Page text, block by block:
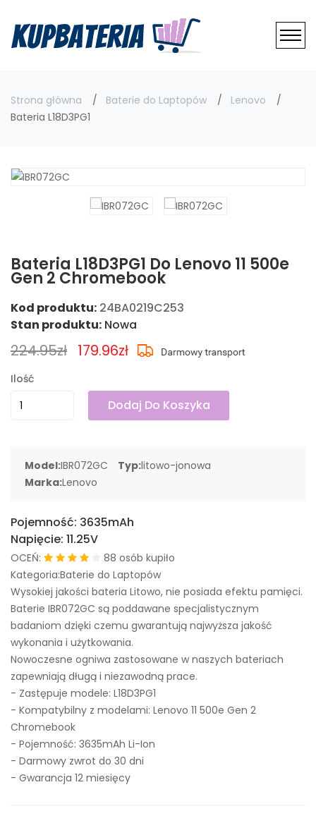
Strona główna Baterie do Laptopów
Lenovo
Bateria L18D3PG1
Bateria L18D3PG1 Do Lenovo 11 500e
Gen 2 Chromebook
Kod produktu: 24BA0219C253
Stan produktu: Nowa
224.95zł 179.96zł
Ilość
Dodaj Do Koszyka
Model:IBR072GC Typ:litowo-jonowa
Marka:Lenovo
Pojemność: 3635mAh
Napięcie: 11.25V
OCEŃ:
88 osób kupiło
Kategoria:Baterie do Laptopów
Wysokiej jakości bateria Litowo, nie posiada efektu pamięci.
Baterie IBR072GC są poddawane specjalistycznym
badaniom dzięki czemu gwarantują najwyższa jakość
wykonania i użytkowania.
Nowoczesne ogniwa zastosowane w naszych bateriach
zapewniają długą i niezawodną prace.
- Zastępuje modele: L18D3PG1
- Kompatybilny z modelami: Lenovo 11 500e Gen 2
Chromebook
- Pojemność: 3635mAh Li-Ion
- Darmowy zwrot do 30 dni
- Gwarancja 12 miesięcy